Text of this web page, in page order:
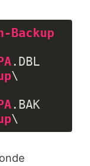
Backup
.DBL
.BAK
\